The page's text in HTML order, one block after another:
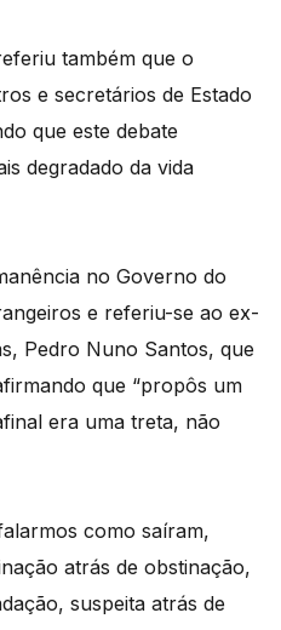
também que o
e secretários de Estado
que este debate
degradado da vida
no Governo do
e referiu-se ao ex-
Pedro Nuno Santos, que
que “propôs um
era uma treta, não
como saíram,
atrás de obstinação,
suspeita atrás de